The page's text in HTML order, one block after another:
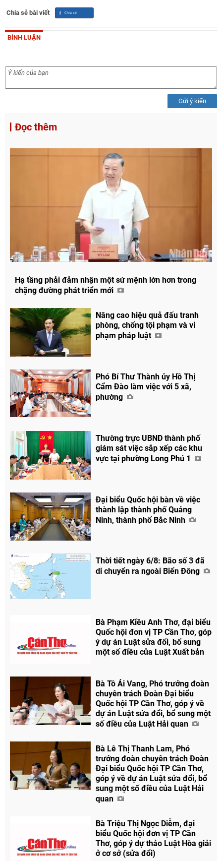
Chia sẻ bài viết
Facebook
BÌNH LUẬN
Gửi ý kiến
Đọc thêm
Hạ tầng phải đảm nhận một sứ mệnh lớn hơn trong
chặng đường phát triển mới
Nâng cao hiệu quả đấu tranh
phòng, chống tội phạm và vi
phạm pháp luật
Phó Bí Thư Thành ủy Hồ Thị
Cẩm Đào làm việc với 5 xã,
phường
Thường trực UBND thành phố
giám sát việc sắp xếp các khu
vực tại phường Long Phú 1
Đại biểu Quốc hội bàn về việc
thành lập thành phố Quảng
Ninh, thành phố Bắc Ninh
Thời tiết ngày 6/8: Bão số 3 đã
di chuyển ra ngoài Biển Đông
Bà Phạm Kiều Anh Thơ, đại biểu
Quốc hội đơn vị TP Cần Thơ, góp
ý dự án Luật sửa đổi, bổ sung
một số điều của Luật Xuất bản
Bà Tô Ái Vang, Phó trưởng đoàn
chuyên trách Đoàn Đại biểu
Quốc hội TP Cần Thơ, góp ý về
dự án Luật sửa đổi, bổ sung một
số điều của Luật Hải quan
Bà Lê Thị Thanh Lam, Phó
trưởng đoàn chuyên trách Đoàn
Đại biểu Quốc hội TP Cần Thơ,
góp ý về dự án Luật sửa đổi, bổ
sung một số điều của Luật Hải
quan
Bà Triệu Thị Ngọc Diễm, đại
biểu Quốc hội đơn vị TP Cần
Thơ, góp ý dự thảo Luật Hòa giải
ở cơ sở (sửa đổi)